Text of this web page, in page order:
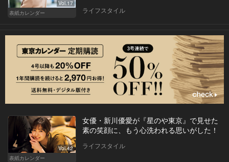
Vol.17
表紙カレンダー
ライフスタイル
Vol.42
表紙カレンダー
女優・新川優愛が『星のや東京』で見せた
素の笑顔に、もう心洗われる思いがした！
ライフスタイル